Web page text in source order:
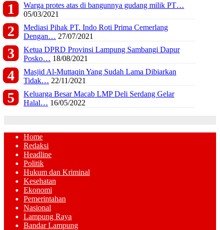
Warga protes atas di bangunnya gudang milik PT…
05/03/2021
Mediasi Pihak PT. Indo Roti Prima Cemerlang
Dengan… 27/07/2021
Ketua DPRD Provinsi Lampung Sambangi Dapur
Posko… 18/08/2021
Masjid Al-Muttaqin Yang Sudah Lama Dibiarkan
Tidak… 22/11/2021
Keluarga Besar Macab LMP Deli Serdang Gelar
Halal… 16/05/2022
Home
Redaksi
Headline
Politik
Hukum dan Kriminal
Kesehatan
Ekonomi
Pemerintahan
Nasional
Lampung Raya
Bandar Lampung